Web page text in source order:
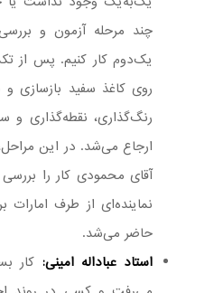
چند مرحله آزمون و
یک‌دوم کار کنیم. پس از
روی کاغذ سفید
رنگ‌گذاری، نقطه‌گذاری و
ارجاع می‌شد. در این
آقای محمودی کار را
نماینده‌ای از طرف امارات
حاضر می‌شد.
استاد عباداله امینی: کار